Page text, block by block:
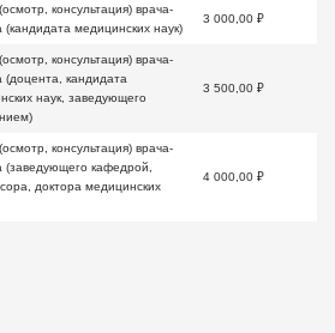
консультация) врача-
(кандидата медицинских наук)
3 000,00 ₽
консультация) врача-
(доцента, кандидата
наук, заведующего
3 500,00 ₽
консультация) врача-
(заведующего кафедрой,
доктора медицинских
4 000,00 ₽